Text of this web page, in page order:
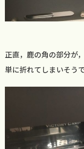
正直，鹿の角の部分が
単に折れてしまいそう